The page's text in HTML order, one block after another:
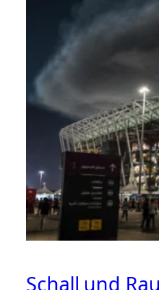
Schall und